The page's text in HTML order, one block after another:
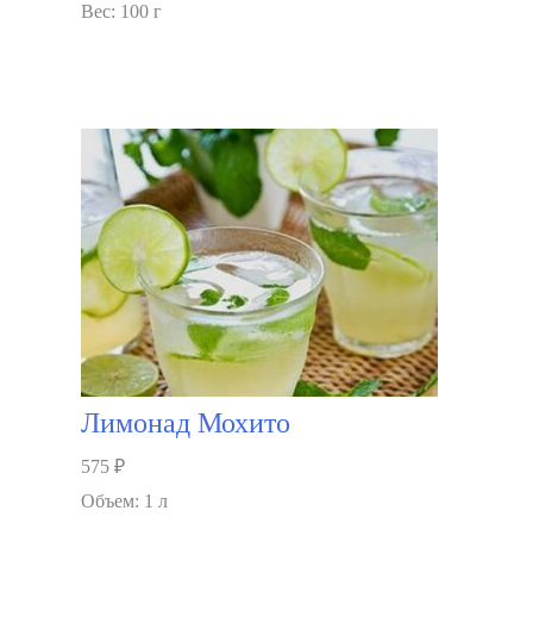
Вес: 100 г
Лимонад Мохито
575 ₽
Объем: 1 л